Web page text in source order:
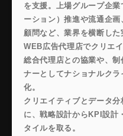
を支援。上場グループ企
ーション）推進や流通企
顧問など、業界を横断した
WEB広告代理店でクリエ
総合代理店との協業や、
ナーとしてナショナルク
化。
クリエイティブとデータ
に、戦略設計からKPI設計
タイルを取る。